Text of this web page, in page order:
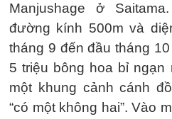
Manjushage ở
đường kính 500m và
tháng 9 đến đầu tháng
5 triệu bông hoa bỉ
một khung cảnh cánh
“có một không hai”. Vào